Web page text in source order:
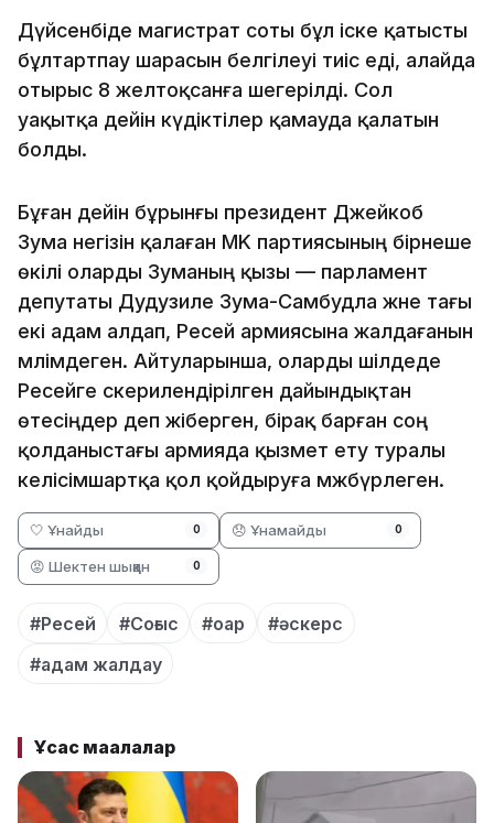
Дүйсенбіде магистрат соты бұл іске қатысты
бұлтартпау шарасын белгілеуі тиіс еді, алайда
отырыс 8 желтоқсанға шегерілді. Сол
уақытқа дейін күдіктілер қамауда қалатын
болды.
Бұған дейін бұрынғы президент Джейкоб
Зума негізін қалаған MK партиясының бірнеше
өкілі оларды Зуманың қызы — парламент
депутаты Дудузиле Зума-Самбудла және тағы
екі адам алдап, Ресей армиясына жалдағанын
мәлімдеген. Айтуларынша, оларды шілдеде
Ресейге әскерилендірілген дайындықтан
өтесіңдер деп жіберген, бірақ барған соң
қолданыстағы армияда қызмет ету туралы
келісімшартқа қол қойдыруға мәжбүрлеген.
🤍 Ұнайды 0 😞 Ұнамайды 0
😡 Шектен шыққан 0
#Ресей #Соғыс #оар
#әскерс
#адам жалдау
Ұқсас мақалалар